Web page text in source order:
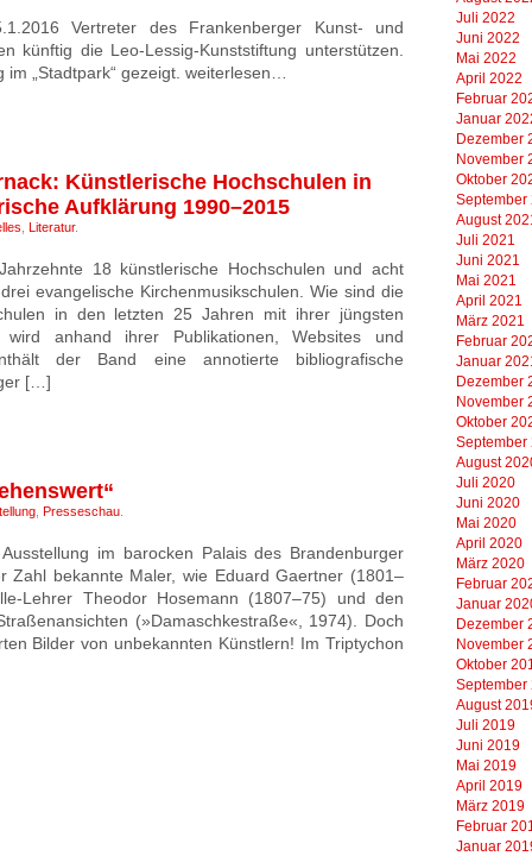
Vertreter des Frankenberger Kunst- und
künftig die Leo-Lessig-Kunststiftung unterstützen.
„Stadtpark“ gezeigt. weiterlesen…
Künstlerische Hochschulen in
Aufklärung 1990–2015
Literatur.
18 künstlerische Hochschulen und acht
evangelische Kirchenmusikschulen. Wie sind die
in den letzten 25 Jahren mit ihrer jüngsten
wird anhand ihrer Publikationen, Websites und
der Band eine annotierte bibliografische
[…]
Presseschau
im barocken Palais des Brandenburger
Zahl bekannte Maler, wie Eduard Gaertner (1801–
Lehrer Theodor Hosemann (1807–75) und den
(»Damaschkestraße«, 1974). Doch
Bilder von unbekannten Künstlern! Im Triptychon
Juli 2022
Juni 2022
Mai 2022
April 2022
Februar
Januar
Dezember
November
Oktober
September
August
Juli 2021
Juni 2021
Mai 2021
April 2021
März 2021
Februar
Januar
Dezember
November
Oktober
September
August
Juli 2020
Juni 2020
Mai 2020
April 2020
März 2020
Februar
Januar
Dezember
November
Oktober
September
August
Juli 2019
Juni 2019
Mai 2019
April 2019
März 2019
Februar
Januar